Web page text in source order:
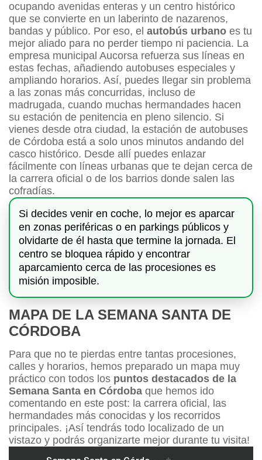
ocupando avenidas enteras y un centro histórico
que se convierte en un laberinto de nazarenos,
bandas y público. Por eso, el autobús urbano es tu
mejor aliado para no perder tiempo ni paciencia. La
empresa municipal Aucorsa refuerza sus líneas en
estas fechas, añadiendo autobuses especiales y
ampliando horarios. Así, puedes llegar sin problema
a las zonas más concurridas, incluso de
madrugada, cuando muchas hermandades hacen
su estación de penitencia en pleno silencio. Si
vienes desde otra ciudad, la estación de autobuses
de Córdoba está a solo unos minutos andando del
casco histórico. Desde allí puedes enlazar
fácilmente con líneas urbanas que te dejan cerca de
la carrera oficial o de los barrios donde salen las
cofradías.
Si decides venir en coche, lo mejor es aparcar
en zonas periféricas o en parkings públicos y
olvidarte de él hasta que termine la jornada. El
centro se bloquea rápido y encontrar
aparcamiento cerca de las procesiones es
misión imposible.
MAPA DE LA SEMANA SANTA DE
CÓRDOBA
Para que no te pierdas entre tantas procesiones,
calles y horarios, hemos preparado un mapa muy
práctico con todos los puntos destacados de la
Semana Santa en Córdoba que hemos ido
comentando en este post: la carrera oficial, las
hermandades más conocidas y los recorridos
principales. ¡Así tendrás todo localizado de un
vistazo y podrás organizarte mejor durante tu visita!